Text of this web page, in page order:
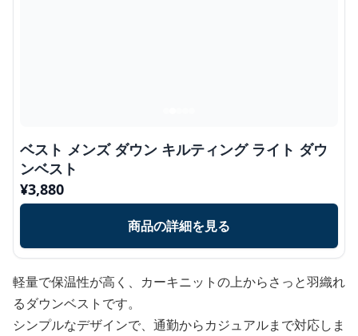
ベスト メンズ ダウン キルティング ライト ダウ
ンベスト
¥3,880
商品の詳細を見る
軽量で保温性が高く、カーキニットの上からさっと羽織れ
るダウンベストです。
シンプルなデザインで、通勤からカジュアルまで対応しま